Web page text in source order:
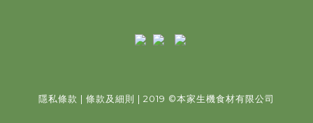
隱私條款 | 條款及細則 | 2019 ©本家生機食材有限公司